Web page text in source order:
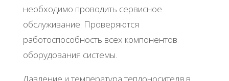
необходимо проводить сервисное
обслуживание. Проверяются
работоспособность всех компонентов
оборудования системы.
Давление и температура теплоносителя в